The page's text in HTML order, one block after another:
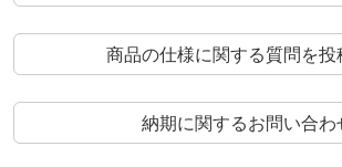
商品の仕様に関する質問を投
納期に関するお問い合わ